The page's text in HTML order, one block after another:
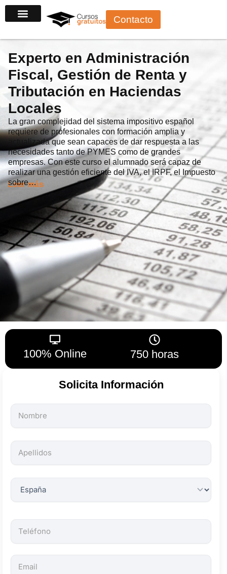
al
Contacto
Experto en Administración
Fiscal, Gestión de Renta y
Tributación en Haciendas
Locales
La gran complejidad del sistema impositivo español
requiere de profesionales con formación amplia y
actualizada que sean capaces de dar respuesta a las
necesidades tanto de PYMES como de grandes
empresas. Con este curso el alumnado será capaz de
realizar una gestión eficiente del IVA, el IRPF, el Impuesto
sobre…
Leer más
100% Online 750 horas
Solicita Información
Todos
los
son
obligatorios.